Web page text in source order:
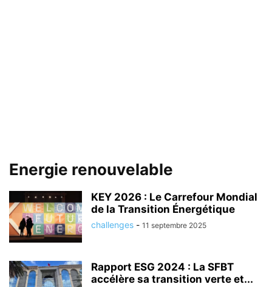
Energie renouvelable
KEY 2026 : Le Carrefour Mondial
de la Transition Énergétique
challenges - 11 septembre 2025
Rapport ESG 2024 : La SFBT
accélère sa transition verte et...